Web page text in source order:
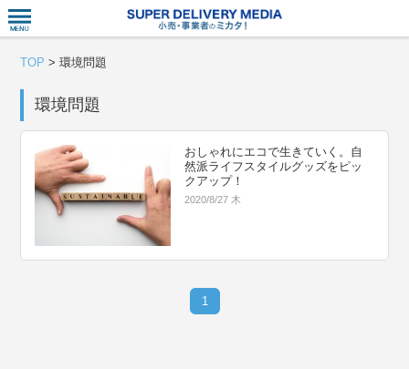
TOP >環境問題
環境問題
おしゃれにエコで生きていく。自
然派ライフスタイルグッズをピッ
クアップ！
2020/8/27 木
1